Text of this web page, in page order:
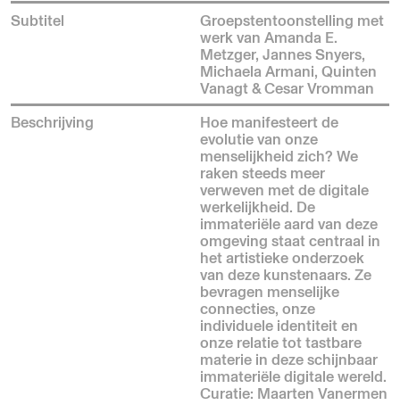
Subtitel
Groepstentoonstelling met
werk van Amanda E.
Metzger, Jannes Snyers,
Michaela Armani, Quinten
Vanagt & Cesar Vromman
Beschrijving
Hoe manifesteert de
evolutie van onze
menselijkheid zich? We
raken steeds meer
verweven met de digitale
werkelijkheid. De
immateriële aard van deze
omgeving staat centraal in
het artistieke onderzoek
van deze kunstenaars. Ze
bevragen menselijke
connecties, onze
individuele identiteit en
onze relatie tot tastbare
materie in deze schijnbaar
immateriële digitale wereld.
Curatie: Maarten Vanermen